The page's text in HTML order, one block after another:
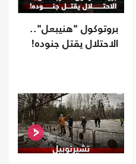
بروتوكول "هنيبعل"..
الاحتلال يقتل جنوده!